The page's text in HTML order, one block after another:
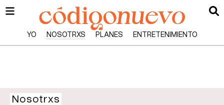
YO NOSOTRXS PLANES ENTRETENIMIENTO
Nosotrxs